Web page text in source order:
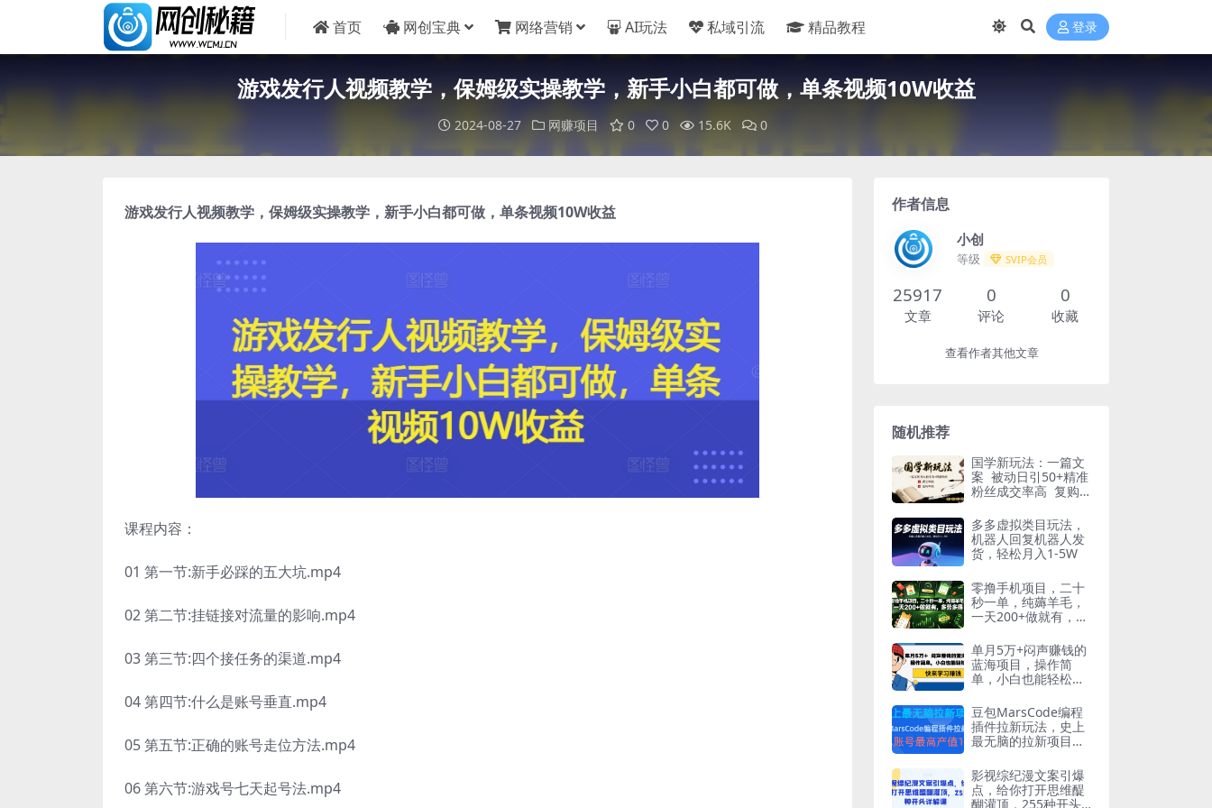
首页 网创宝典 网络营销 AI玩法 私域引流 精品教程 登录
游戏发行人视频教学，保姆级实操教学，新手小白都可做，单条视频10W收益
2024-08-27 网赚项目 0 0 15.6K 0
游戏发行人视频教学 ，保姆级实操教学，新手小白都可做，单条视频10W收益
课程内容：
01 第一节:新手必踩的五大坑.mp4
02 第二节:挂链接对流量的影响.mp4
03 第三节:四个接任务的渠道.mp4
04 第四节:什么是账号垂直.mp4
05 第五节:正确的账号走位方法.mp4
06 第六节:游戏号七天起号法.mp4
作者信息
小创
等级 SVIP会员
25917
文章
0
评论
0
收藏
查看作者其他文章
随机推荐
国学新玩法：一篇文
案 被动日引50+精准
粉丝成交率高 复购
多多虚拟类目玩法，
机器人回复机器人发
货，轻松月入1-5W
零撸手机项目，二十
秒一单，纯薅羊毛，
一天200+做就有，多
单月5万+闷声赚钱的
蓝海项目，操作简
单，小白也能轻松上
豆包MarsCode编程
插件拉新玩法，史上
最无脑的拉新项目，
影视综纪漫文案引爆
点，给你打开思维醍
醐灌顶，255种开头